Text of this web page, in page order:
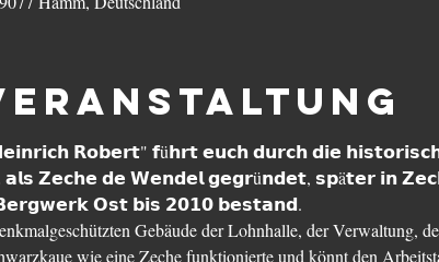
𝗥𝗼𝗯𝗲𝗿𝘁" 𝗳ü𝗵𝗿𝘁 𝗲𝘂𝗰𝗵 𝗱𝘂𝗿𝗰𝗵 𝗱𝗶𝗲
𝗭𝗲𝗰𝗵𝗲 𝗱𝗲 𝗪𝗲𝗻𝗱𝗲𝗹 𝗴𝗲𝗴𝗿ü𝗻𝗱𝗲𝘁, 𝘀𝗽ä𝘁𝗲𝗿 𝗶𝗻
𝗢𝘀𝘁 𝗯𝗶𝘀 𝟮𝟬𝟭𝟬 𝗯𝗲𝘀𝘁𝗮𝗻𝗱.
Gebäude der Lohnhalle, der Verwaltung,
wie eine Zeche funktionierte und könnt den